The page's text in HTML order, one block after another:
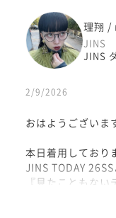
理翔 /
JINS
JINS
2/9/2026
おはようござい
本日着用しており
JINS TODAY 26SS
『見たこともない
個人的には蝶々🦋